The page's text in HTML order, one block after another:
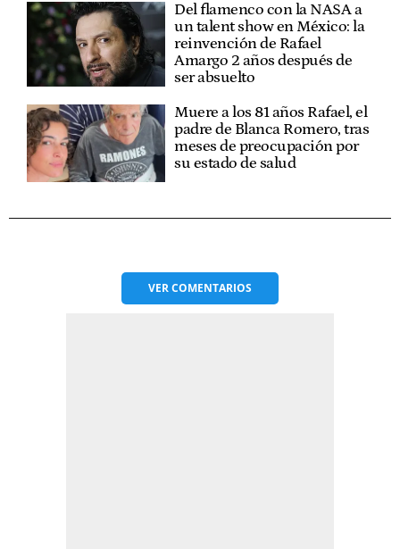
Del flamenco con la NASA a
un talent show en México: la
reinvención de Rafael
Amargo 2 años después de
ser absuelto
Muere a los 81 años Rafael, el
padre de Blanca Romero, tras
meses de preocupación por
su estado de salud
VERCOMENTARIOS